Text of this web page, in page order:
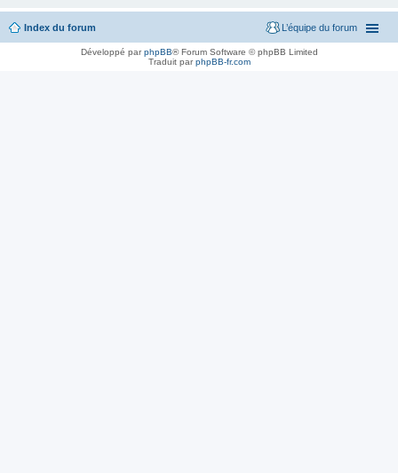
Index du forum L’équipe du forum
Développé parphpBB® Forum Software © phpBB Limited
Traduit parphpBB-fr.com